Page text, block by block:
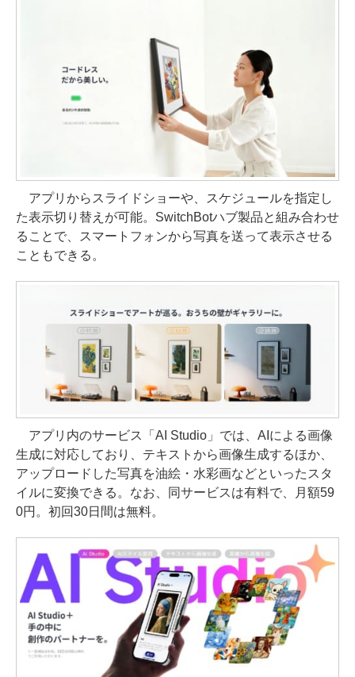
アプリからスライドショーや、スケジュールを指定し
た表示切り替えが可能。SwitchBotハブ製品と組み合わせ
ることで、スマートフォンから写真を送って表示させる
こともできる。
アプリ内のサービス「AI Studio」では、AIによる画像
生成に対応しており、テキストから画像生成するほか、
アップロードした写真を油絵・水彩画などといったスタ
イルに変換できる。なお、同サービスは有料で、月額59
0円。初回30日間は無料。